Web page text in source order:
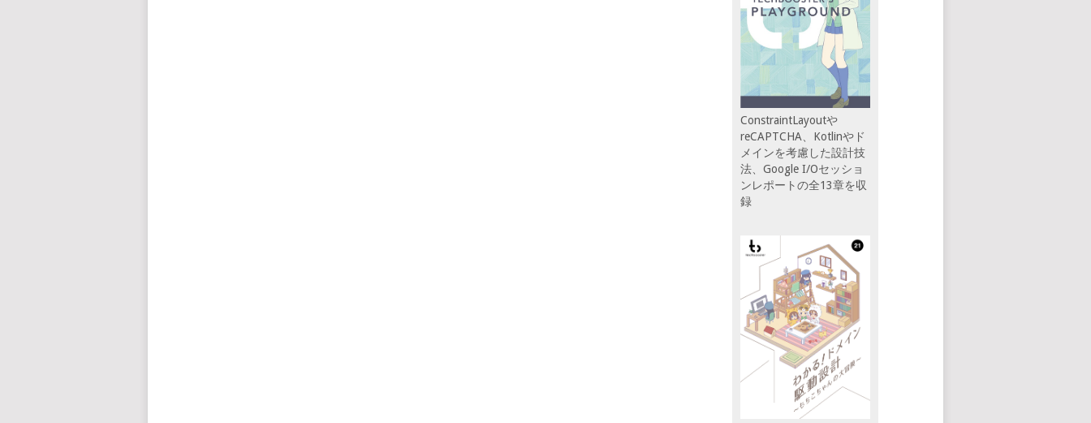
ConstraintLayoutや
reCAPTCHA、Kotlinやド
メインを考慮した設計技
法、Google I/Oセッショ
ンレポートの全13章を収
録